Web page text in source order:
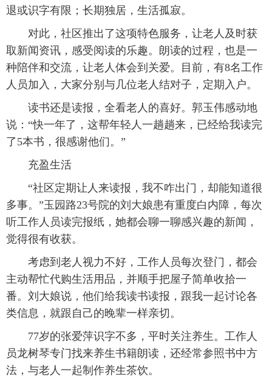
退或识字有限；长期独居，生活孤寂。
对此，社区推出了这项特色服务，让老人及时获
取新闻资讯，感受阅读的乐趣。朗读的过程，也是一
种陪伴和交流，让老人体会到关爱。目前，有8名工作
人员加入，大家分别与几位老人结对子，定期入户。
读书还是读报，全看老人的喜好。郭玉伟感动地
说：“快一年了，这帮年轻人一趟趟来，已经给我读完
了5本书，很感谢他们。”
充盈生活
“社区定期让人来读报，我不咋出门，却能知道很
多事。”玉园路23号院的刘大娘患有重度白内障，每次
听工作人员读完报纸，她都会聊一聊感兴趣的新闻，
觉得很有收获。
考虑到老人视力不好，工作人员每次登门，都会
主动帮忙代购生活用品，并顺手把屋子简单收拾一
番。刘大娘说，他们给我读书读报，跟我一起讨论各
类信息，就跟自己的晚辈一样亲切。
77岁的张爱萍识字不多，平时关注养生。工作人
员龙树琴专门找来养生书籍朗读，还经常参照书中方
法，与老人一起制作养生茶饮。